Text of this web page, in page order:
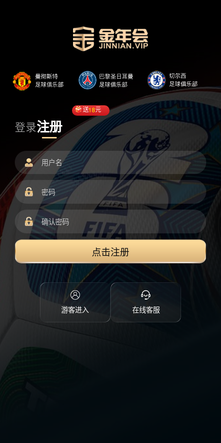
登录注册
送18元
点击注册
游客进入 在线客服